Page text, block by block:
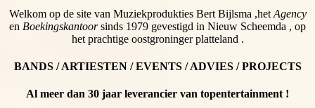
Welkom op de site van Muziekprodukties Bert Bijlsma ,het Agency
en Boekingskantoorsinds 1979 gevestigd in Nieuw Scheemda , op
het prachtige oostgroninger platteland .
BANDS / ARTIESTEN / EVENTS / ADVIES / PROJECTS
Al meer dan 30 jaar leverancier van topentertainment !